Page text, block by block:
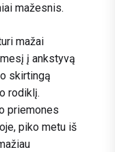
mažesnis.
mažai
į ankstyvą
skirtingą
rodiklį.
priemones
piko metu iš